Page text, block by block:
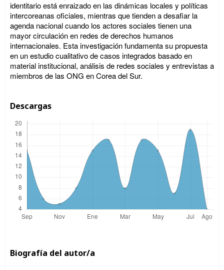
identitario está enraizado en las dinámicas locales y políticas
intercoreanas oficiales, mientras que tienden a desafiar la
agenda nacional cuando los actores sociales tienen una
mayor circulación en redes de derechos humanos
internacionales. Esta investigación fundamenta su propuesta
en un estudio cualitativo de casos integrados basado en
material institucional, análisis de redes sociales y entrevistas a
miembros de las ONG en Corea del Sur.
Descargas
Biografía del autor/a